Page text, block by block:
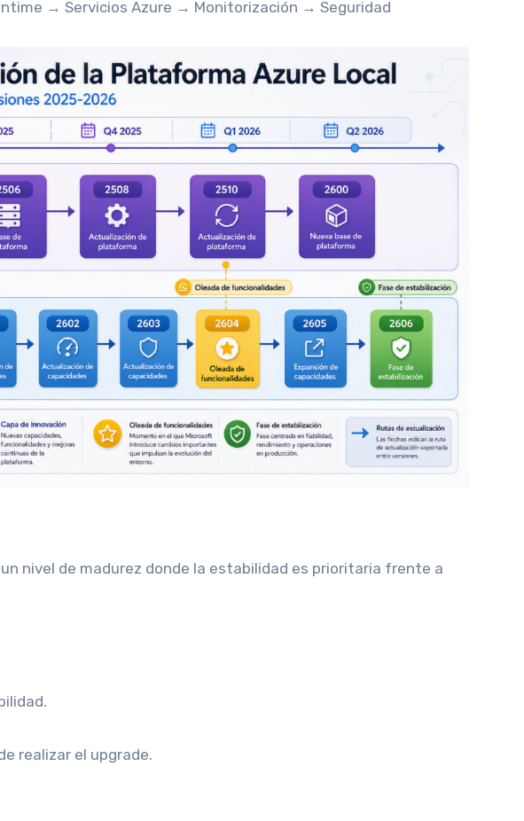
→ Servicios Azure → Monitorización → Seguridad
nivel de madurez donde la estabilidad es prioritaria frente a
realizar el upgrade.